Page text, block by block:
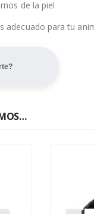
de la piel
adecuado para tu